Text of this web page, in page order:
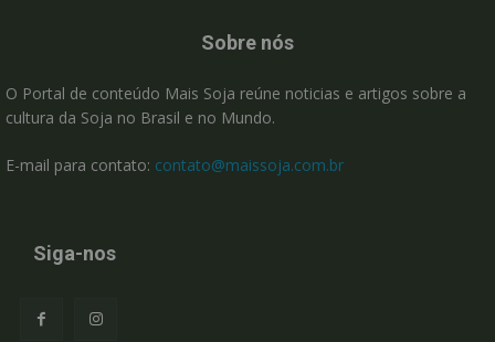
Sobre nós
O Portal de conteúdo Mais Soja reúne noticias e artigos sobre a
cultura da Soja no Brasil e no Mundo.
E-mail para contato: contato@maissoja.com.br
Siga-nos